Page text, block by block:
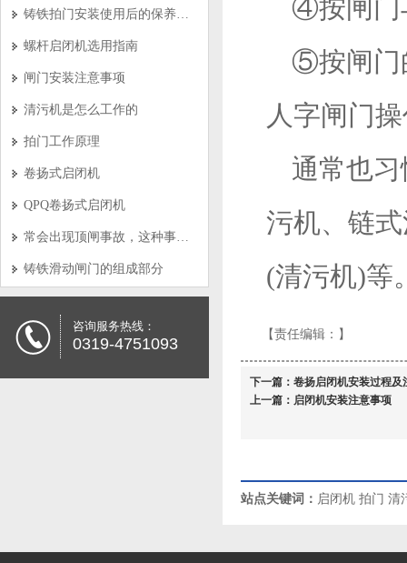
铸铁拍门安装使用后的保养要求
螺杆启闭机选用指南
闸门安装注意事项
清污机是怎么工作的
拍门工作原理
卷扬式启闭机
QPQ卷扬式启闭机
常会出现顶闸事故，这种事故产生的原因是怎样的呢?
铸铁滑动闸门的组成部分
咨询服务热线：
0319-4751093
④按闸门
⑤按闸门
人字闸门
通常也
污机、链
(清污机)等
【责任编辑： 】
下一篇： 卷扬启闭机安装过程及
上一篇： 启闭机安装注意事项
站点关键词： 启闭机 拍门 清